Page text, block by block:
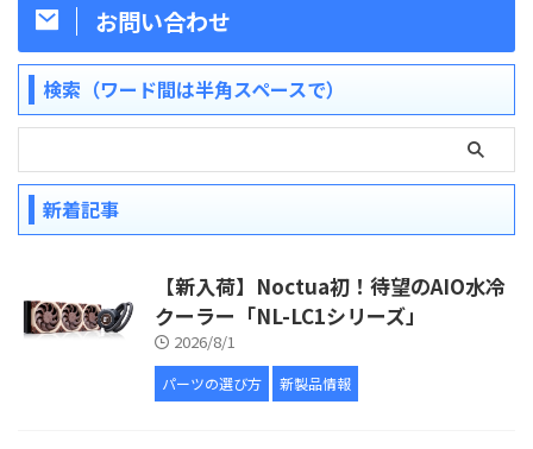
お問い合わせ
検索（ワード間は半角スペースで）
新着記事
【新入荷】Noctua初！待望のAIO水冷
クーラー「NL-LC1シリーズ」
2026/8/1
パーツの選び方 新製品情報